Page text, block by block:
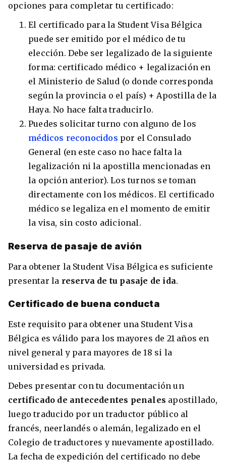
opciones para completar tu certificado:
El certificado para la Student Visa Bélgica
puede ser emitido por el médico de tu
elección. Debe ser legalizado de la siguiente
forma: certificado médico + legalización en
el Ministerio de Salud (o donde corresponda
según la provincia o el país) + Apostilla de la
Haya. No hace falta traducirlo.
Puedes solicitar turno con alguno de los
médicos reconocidos por el Consulado
General (en este caso no hace falta la
legalización ni la apostilla mencionadas en
la opción anterior). Los turnos se toman
directamente con los médicos. El certificado
médico se legaliza en el momento de emitir
la visa, sin costo adicional.
Reserva de pasaje de avión
Para obtener la Student Visa Bélgica es suficiente
presentar la reserva de tu pasaje de ida.
Certificado de buena conducta
Este requisito para obtener una Student Visa
Bélgica es válido para los mayores de 21 años en
nivel general y para mayores de 18 si la
universidad es privada.
Debes presentar con tu documentación un
certificado de antecedentes penales apostillado,
luego traducido por un traductor público al
francés, neerlandés o alemán, legalizado en el
Colegio de traductores y nuevamente apostillado.
La fecha de expedición del certificado no debe